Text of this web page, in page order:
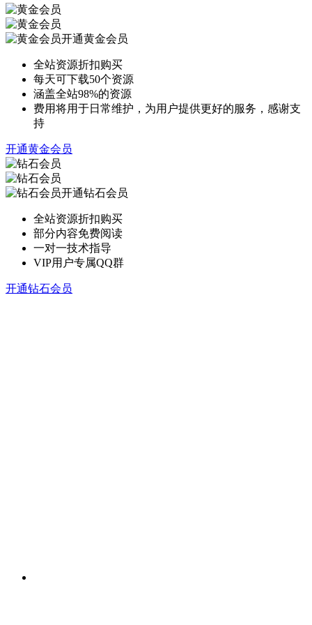
开通黄金会员
全站资源折扣购买
每天可下载50个资源
涵盖全站98%的资源
费用将用于日常维护，为用户提供更好的服务，感谢支
持
开通黄金会员
开通钻石会员
全站资源折扣购买
部分内容免费阅读
一对一技术指导
VIP用户专属QQ群
开通钻石会员